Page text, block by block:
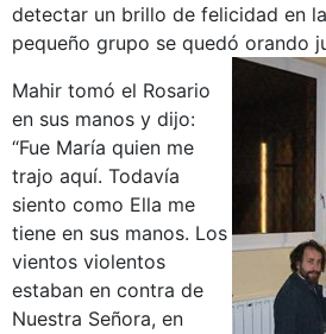
detectar un brillo de felicidad en
pequeño grupo se quedó orando
Mahir tomó el Rosario
en sus manos y dijo:
“Fue María quien me
trajo aquí. Todavía
siento como Ella me
tiene en sus manos. Los
vientos violentos
estaban en contra de
Nuestra Señora, en